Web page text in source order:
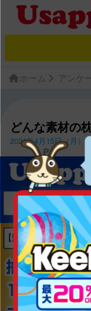
ホーム アンケ
どんな素材の
2024年4月15日（月）